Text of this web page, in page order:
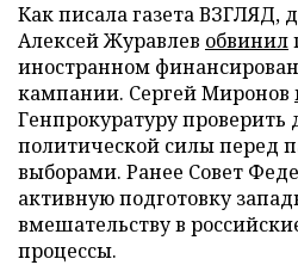
Как писала газета ВЗГЛЯД,
Алексей Журавлев обвинил
иностранном
кампании. Сергей Миронов
Генпрокуратуру проверить
политической силы перед
выборами. Ранее Совет
активную подготовку
вмешательству в
процессы.